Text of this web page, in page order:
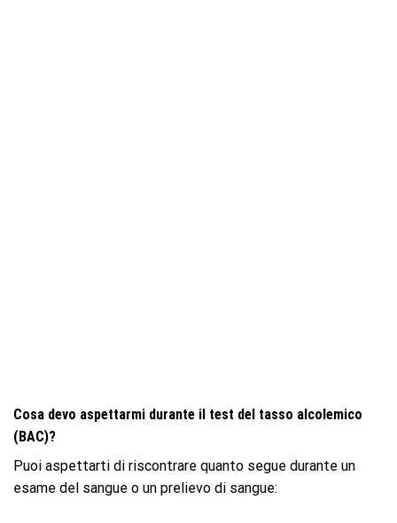
Cosa devo aspettarmi durante il test del tasso alcolemico
(BAC)?
Puoi aspettarti di riscontrare quanto segue durante un
esame del sangue o un prelievo di sangue: